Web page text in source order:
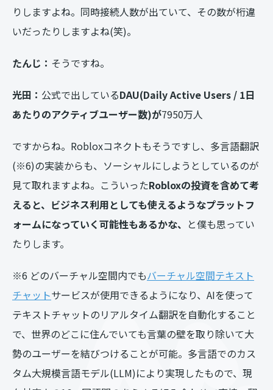
りしますよね。同時接続人数が出ていて、その数が桁違
いだったりしますよね(笑)。
たんじ： そうですね。
光田： 公式で出しているDAU(Daily Active Users / 1日
あたりのアクティブユーザー数)が7950万人
ですからね。Robloxコネクトもそうですし、多言語翻訳
(※6)の実装からも、ソーシャルにしようとしているのが
見て取れますよね。こういったRobloxの投資を含めて考
えると、ビジネス利用としても使えるようなプラットフ
ォームになっていく可能性もあるかな、 と僕も思ってい
たりします。
※6 どのバーチャル空間内でもバーチャル空間テキスト
チャットサービスが使用できるようになり、AIを使って
テキストチャットのリアルタイム翻訳を自動化すること
で、世界のどこに住んでいても言葉の壁を取り除いて大
勢のユーザーを結びつけることが可能。多言語でのカス
タム大規模言語モデル(LLM)により実現したもので、現